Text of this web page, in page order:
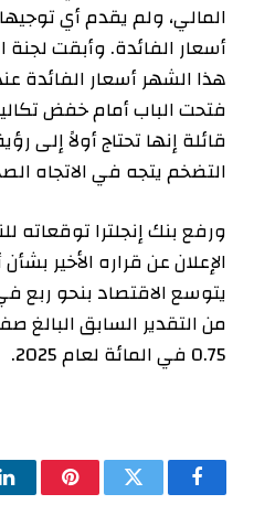
المالي، ولم يقدم أي
أسعار الفائدة. وأبقت لجنة
فتحت الباب أمام خفض
قائلة إنها تحتاج أولاً إلى
التضخم يتجه في الاتجاه
ورفع بنك إنجلترا
الإعلان عن قراره الأخير
يتوسع الاقتصاد بنحو ربع
من التقدير السابق البالغ
0.75 في المائة لعام 2025.
فيسبوكتويتر